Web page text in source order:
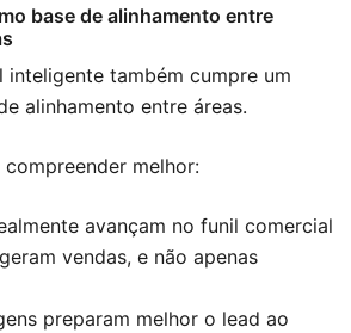
base de alinhamento entre
inteligente também cumpre um
alinhamento entre áreas.
melhor:
avançam no funil comercial
vendas, e não apenas
preparam melhor o lead ao